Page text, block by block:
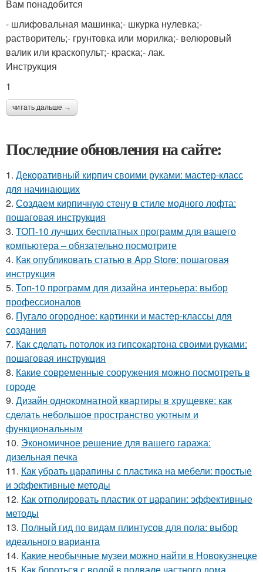
Вам понадобится
- шлифовальная машинка;- шкурка нулевка;-
растворитель;- грунтовка или морилка;- велюровый
валик или краскопульт;- краска;- лак.
Инструкция
1
читать дальше →
Последние обновления на сайте:
1. Декоративный кирпич своими руками: мастер-класс
для начинающих
2. Создаем кирпичную стену в стиле модного лофта:
пошаговая инструкция
3. ТОП-10 лучших бесплатных программ для вашего
компьютера – обязательно посмотрите
4. Как опубликовать статью в App Store: пошаговая
инструкция
5. Топ-10 программ для дизайна интерьера: выбор
профессионалов
6. Пугало огородное: картинки и мастер-классы для
создания
7. Как сделать потолок из гипсокартона своими руками:
пошаговая инструкция
8. Какие современные сооружения можно посмотреть в
городе
9. Дизайн однокомнатной квартиры в хрущевке: как
сделать небольшое пространство уютным и
функциональным
10. Экономичное решение для вашего гаража:
дизельная печка
11. Как убрать царапины с пластика на мебели: простые
и эффективные методы
12. Как отполировать пластик от царапин: эффективные
методы
13. Полный гид по видам плинтусов для пола: выбор
идеального варианта
14. Какие необычные музеи можно найти в Новокузнецке
15. Как бороться с водой в подвале частного дома